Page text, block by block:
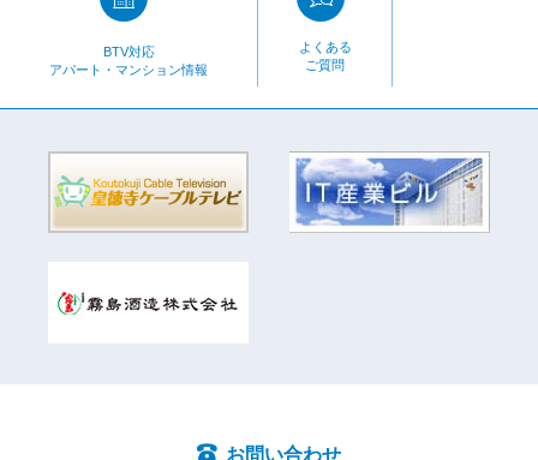
BTV対応
アパート・マンション情報
よくある
ご質問
お問い合わせ